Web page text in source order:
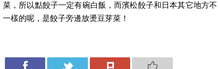
菜，所以點餃子一定有碗白飯，而濱松餃子和日本其它地方不
一樣的呢，是餃子旁邊放燙豆芽菜！